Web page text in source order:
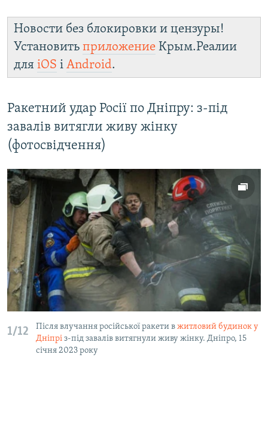
Новости без блокировки и цензуры!
Установить приложение Крым.Реалии
для iOS і Android.
Ракетний удар Росії по Дніпру: з-під
завалів витягли живу жінку
(фотосвідчення)
1/12 Після влучання російської ракети в житловий будинок у
Дніпрі з-під завалів витягнули живу жінку. Дніпро, 15
січня 2023 року